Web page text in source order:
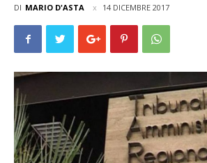
DI MARIO D'ASTA 14 DICEMBRE 2017